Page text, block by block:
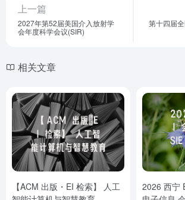
上一篇
2027年第52届美国介入放射学
会年度科学会议(SIR)
第十四届
相关文章
【ACM 出版・EI 检索】 人工
2026 西宁